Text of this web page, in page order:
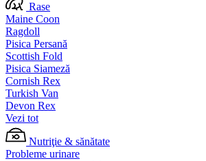
Rase
Maine Coon
Ragdoll
Pisica Persană
Scottish Fold
Pisica Siameză
Cornish Rex
Turkish Van
Devon Rex
Vezi tot
Nutriţie & sănătate
Probleme urinare